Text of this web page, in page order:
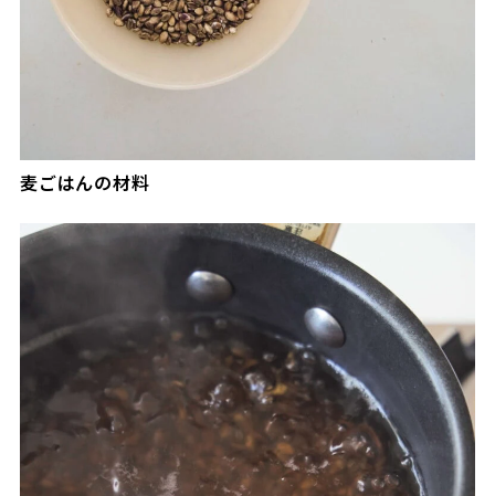
麦ごはんの材料